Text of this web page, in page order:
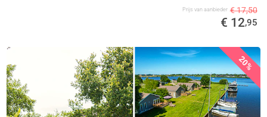
Prijs van aanbieder € 17,50
€ 12,95
20%